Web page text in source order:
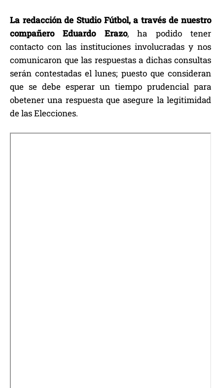
La redacción de Studio Fútbol, a través de nuestro
compañero Eduardo Erazo, ha podido tener
contacto con las instituciones involucradas y nos
comunicaron que las respuestas a dichas consultas
serán contestadas el lunes; puesto que consideran
que se debe esperar un tiempo prudencial para
obetener una respuesta que asegure la legitimidad
de las Elecciones.